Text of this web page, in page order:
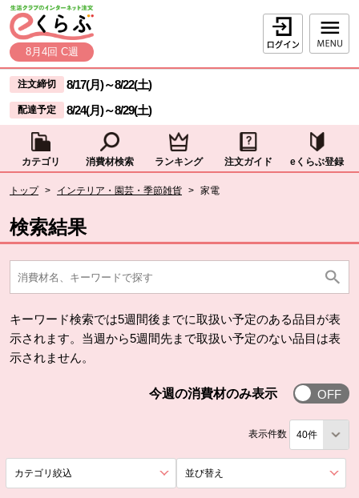
ページの先頭です。
本文へジャンプする。
8月4回 C週
ログイン
ここからサイト内共通メニューです。
サイト内共通メニューをスキップする
注文締切 8/17(月)～8/22(土)
配達予定 8/24(月)～8/29(土)
カテゴリ 消費材検索 ランキング 注文ガイド eくらぶ登録
トップ > インテリア・園芸・季節雑貨 > 家電
検索結果
キーワード検索では5週間後までに取扱い予定のある品目が表
示されます。当週から5週間先まで取扱い予定のない品目は表
示されません。
今週の消費材のみ表示 今週の消費
表示件数
カテゴリ絞込 並び替え